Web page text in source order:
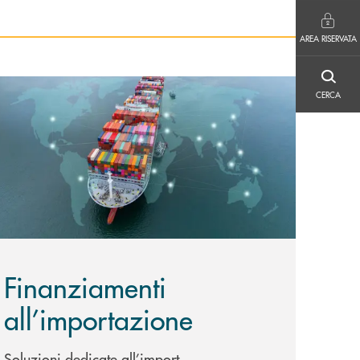
AREA RISERVATA
CERCA
CERCA
Scopri di più Finanziamenti all’importazione
Finanziamenti
all’importazione